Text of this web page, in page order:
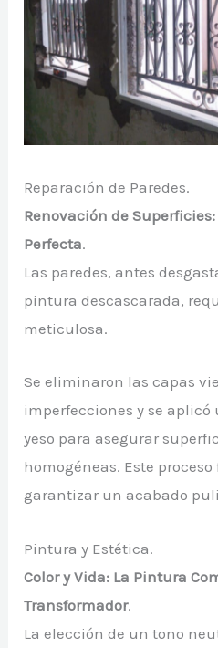
Reparación de Paredes.
Renovación de
Perfecta.
Las paredes, antes
pintura descascarada,
meticulosa.
Se eliminaron las capas
imperfecciones y se
yeso para asegurar
homogéneas. Este
garantizar un acabado
Pintura y Estética.
Color y Vida: La Pintura
Transformador.
La elección de un tono